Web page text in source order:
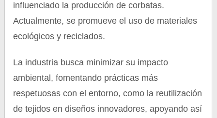
influenciado la producción de corbatas.
Actualmente, se promueve el uso de materiales
ecológicos y reciclados.
La industria busca minimizar su impacto
ambiental, fomentando prácticas más
respetuosas con el entorno, como la reutilización
de tejidos en diseños innovadores, apoyando así